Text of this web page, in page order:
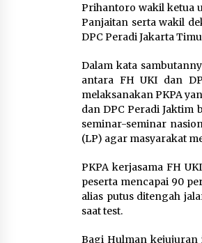
Prihantoro wakil ketua
Panjaitan serta wakil
DPC Peradi Jakarta
Dalam kata
antara FH UKI dan
melaksanakan PKPA
dan DPC Peradi Jaktim
seminar-seminar
(LP) agar masyarakat
PKPA kerjasama FH
peserta mencapai 90
alias putus ditengah
saat test.
Bagi Hulman